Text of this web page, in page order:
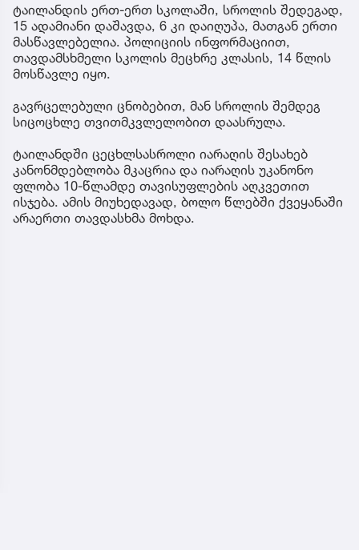
ტაილანდის ერთ-ერთ სკოლაში, სროლის შედეგად,
15 ადამიანი დაშავდა, 6 კი დაიღუპა, მათგან ერთი
მასწავლებელია. პოლიციის ინფორმაციით,
თავდამსხმელი სკოლის მეცხრე კლასის, 14 წლის
მოსწავლე იყო.
გავრცელებული ცნობებით, მან სროლის შემდეგ
სიცოცხლე თვითმკვლელობით დაასრულა.
ტაილანდში ცეცხლსასროლი იარაღის შესახებ
კანონმდებლობა მკაცრია და იარაღის უკანონო
ფლობა 10-წლამდე თავისუფლების აღკვეთით
ისჯება. ამის მიუხედავად, ბოლო წლებში ქვეყანაში
არაერთი თავდასხმა მოხდა.